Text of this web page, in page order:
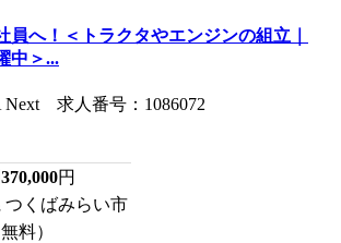
員へ！＜トラクタやエンジンの組立｜
中＞...
Next 求人番号：1086072
370,000円
つくばみらい市
料）